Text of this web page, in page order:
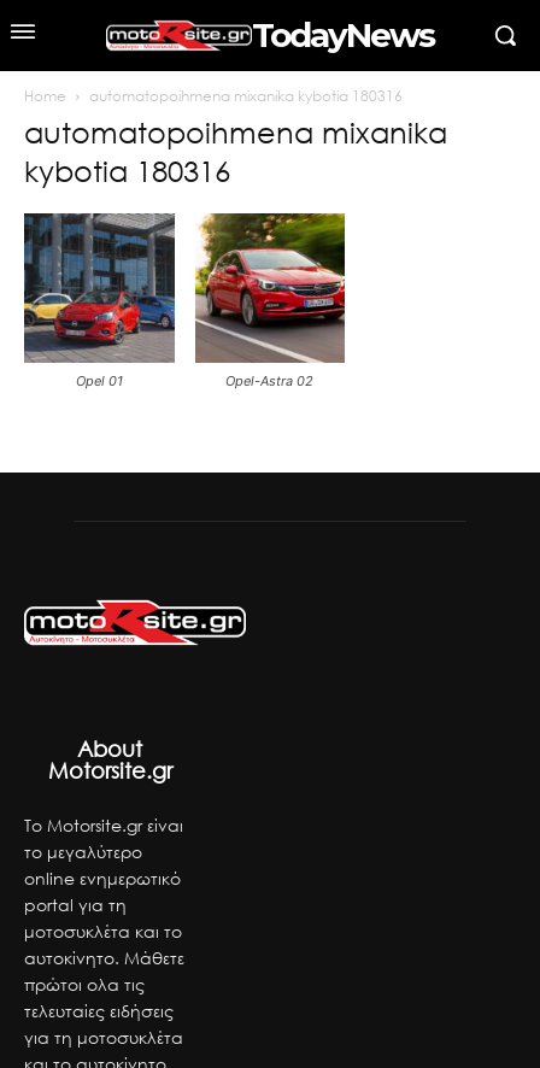
TodayNews
Home automatopoihmena mixanika kybotia 180316
automatopoihmena mixanika
kybotia 180316
Opel 01 Opel-Astra 02
About
Motorsite.gr
Το Motorsite.gr είναι
το μεγαλύτερο
online ενημερωτικό
portal για τη
μοτοσυκλέτα και το
αυτοκίνητο. Μάθετε
πρώτοι ολα τις
τελευταίες ειδήσεις
για τη μοτοσυκλέτα